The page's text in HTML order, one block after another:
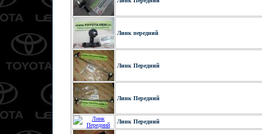
Линк передний
Линк Передний
Линк Передний
Линк Передний